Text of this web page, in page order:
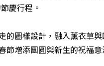
慶行程。
的圖樣設計，融入薰衣草
節增添團圓與新生的祝福